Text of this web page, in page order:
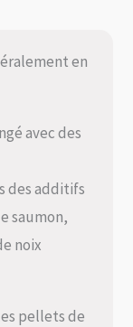
en
avec des
des additifs
saumon,
noix
pellets de